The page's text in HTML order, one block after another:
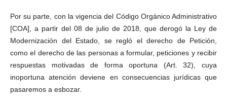
Por su parte, con la vigencia del Código Orgánico Administrativo
[COA], a partir del 08 de julio de 2018, que derogó la Ley de
Modernización del Estado, se regló el derecho de Petición,
como el derecho de las personas a formular, peticiones y recibir
respuestas motivadas de forma oportuna (Art. 32), cuya
inoportuna atención deviene en consecuencias jurídicas que
pasaremos a esbozar.